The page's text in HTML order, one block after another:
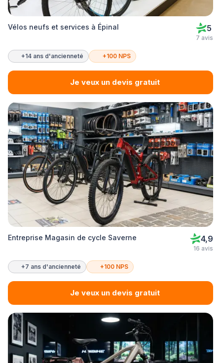
Vélos neufs et services à Épinal 5
7 avis
+14 ans d'ancienneté +100 NPS
Je veux un devis gratuit
Entreprise Magasin de cycle Saverne 4,9
16 avis
+7 ans d'ancienneté +100 NPS
Je veux un devis gratuit